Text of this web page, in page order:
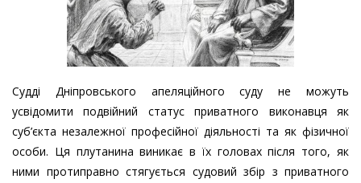
Судді Дніпровського апеляційного суду не можуть
усвідомити подвійний статус приватного виконавця як
суб’єкта незалежної професійної діяльності та як фізичної
особи. Ця плутанина виникає в їх головах після того, як
ними протиправно стягується судовий збір з приватного